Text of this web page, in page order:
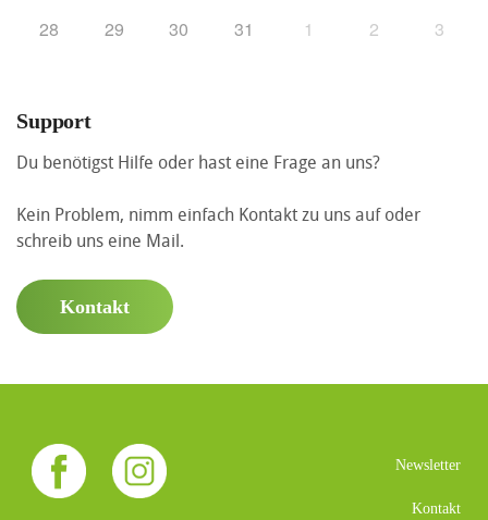
28 29 30 31 1 2 3
Support
Du benötigst Hilfe oder hast eine Frage an uns?
Kein Problem, nimm einfach Kontakt zu uns auf oder
schreib uns eine Mail.
Kontakt
Newsletter
Kontakt